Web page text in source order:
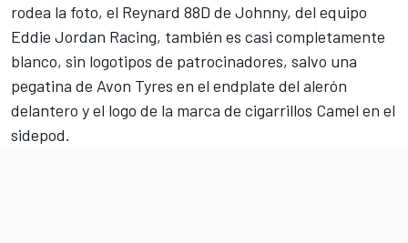
rodea la foto, el Reynard 88D de Johnny, del equipo
Eddie Jordan Racing, también es casi completamente
blanco, sin logotipos de patrocinadores, salvo una
pegatina de Avon Tyres en el endplate del alerón
delantero y el logo de la marca de cigarrillos Camel en el
sidepod.